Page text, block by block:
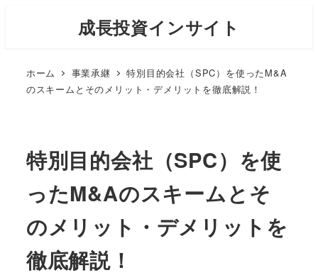
成長投資インサイト
ホーム 事業承継
特別目的会社（SPC）を使ったM&A
のスキームとそのメリット・デメリットを徹底解説！
特別目的会社（SPC）を使
ったM&Aのスキームとそ
のメリット・デメリットを
徹底解説！